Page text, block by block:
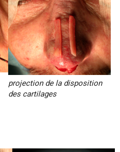
projection de la disposition
des cartilages